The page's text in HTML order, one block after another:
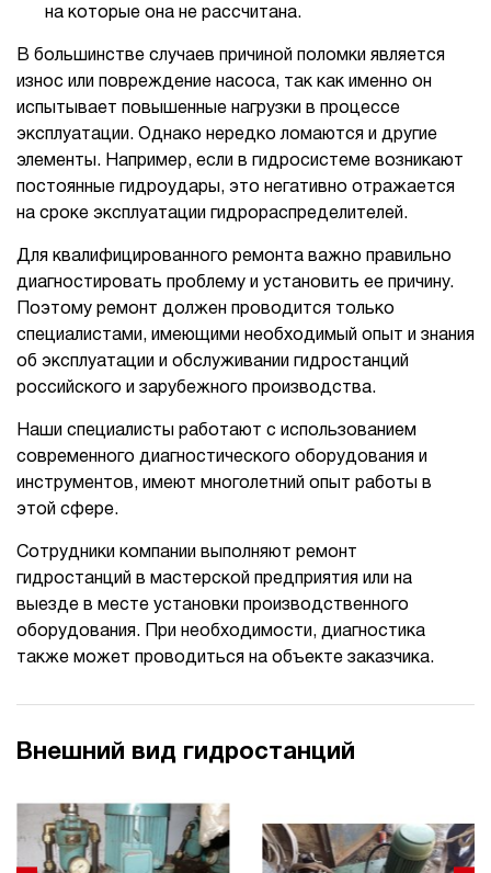
на которые она не рассчитана.
В большинстве случаев причиной поломки является
износ или повреждение насоса, так как именно он
испытывает повышенные нагрузки в процессе
эксплуатации. Однако нередко ломаются и другие
элементы. Например, если в гидросистеме возникают
постоянные гидроудары, это негативно отражается
на сроке эксплуатации гидрораспределителей.
Для квалифицированного ремонта важно правильно
диагностировать проблему и установить ее причину.
Поэтому ремонт должен проводится только
специалистами, имеющими необходимый опыт и знания
об эксплуатации и обслуживании гидростанций
российского и зарубежного производства.
Наши специалисты работают с использованием
современного диагностического оборудования и
инструментов, имеют многолетний опыт работы в
этой сфере.
Сотрудники компании выполняют ремонт
гидростанций в мастерской предприятия или на
выезде в месте установки производственного
оборудования. При необходимости, диагностика
также может проводиться на объекте заказчика.
Внешний вид гидростанций